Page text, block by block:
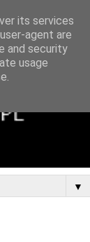
▼
its services
agent are
and security
usage